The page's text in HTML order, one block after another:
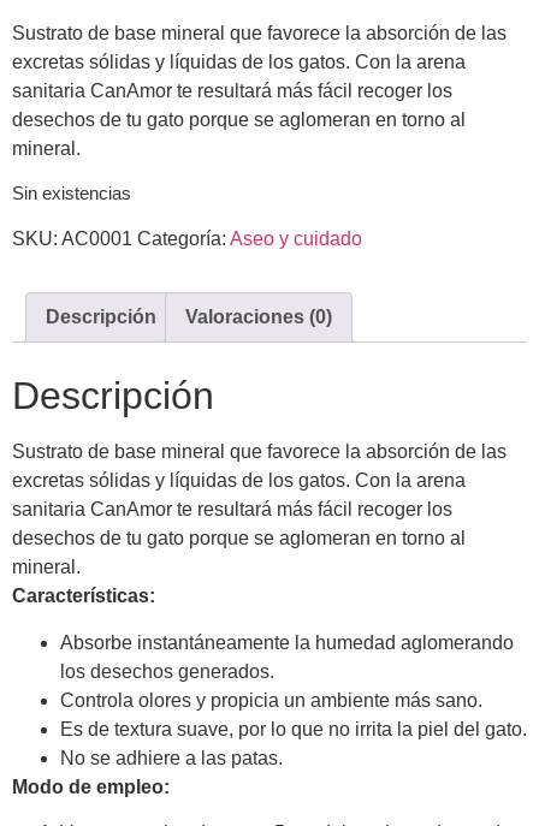
Sustrato de base mineral que favorece la absorción de las
excretas sólidas y líquidas de los gatos. Con la arena
sanitaria CanAmor te resultará más fácil recoger los
desechos de tu gato porque se aglomeran en torno al
mineral.
Sin existencias
SKU: AC0001 Categoría: Aseo y cuidado
Descripción Valoraciones (0)
Descripción
Sustrato de base mineral que favorece la absorción de las
excretas sólidas y líquidas de los gatos. Con la arena
sanitaria CanAmor te resultará más fácil recoger los
desechos de tu gato porque se aglomeran en torno al
mineral.
Características:
Absorbe instantáneamente la humedad aglomerando
los desechos generados.
Controla olores y propicia un ambiente más sano.
Es de textura suave, por lo que no irrita la piel del gato.
No se adhiere a las patas.
Modo de empleo: